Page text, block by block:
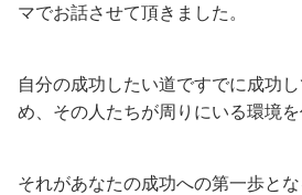
マでお話させて頂きました。
自分の成功したい道ですでに成功
め、その人たちが周りにいる環境
それがあなたの成功への第一歩とな